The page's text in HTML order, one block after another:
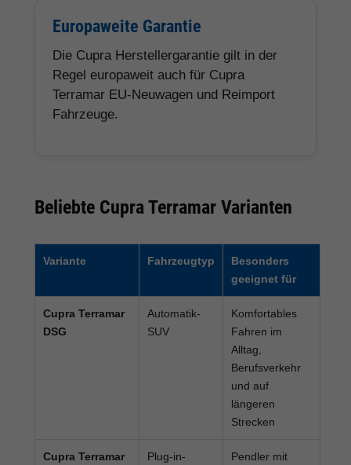
Europaweite Garantie
Die Cupra Herstellergarantie gilt in der
Regel europaweit auch für Cupra
Terramar EU-Neuwagen und Reimport
Fahrzeuge.
Beliebte Cupra Terramar Varianten
Variante Fahrzeugtyp
Besonders
geeignet für
Cupra Terramar
DSG
Automatik-
SUV
Komfortables
Fahren im
Alltag,
Berufsverkehr
und auf
längeren
Strecken
Cupra Terramar
Plug-in-
Pendler mit